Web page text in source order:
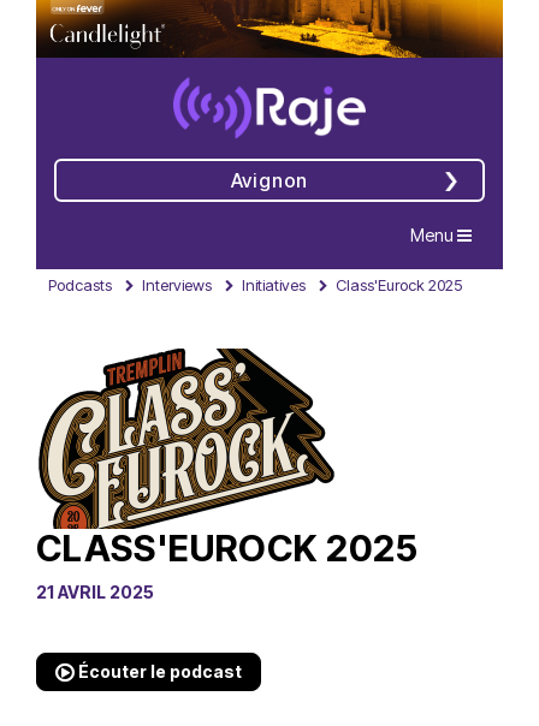
Avignon
Navigation
Menu
Podcasts Interviews Initiatives Class'Eurock 2025
CLASS'EUROCK 2025
21 AVRIL 2025
Écouter le podcast